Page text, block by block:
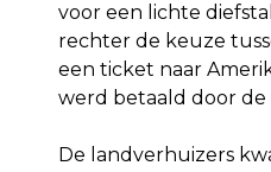
voor een lichte
rechter de keuze
een ticket naar
werd betaald door de
De landverhuizers